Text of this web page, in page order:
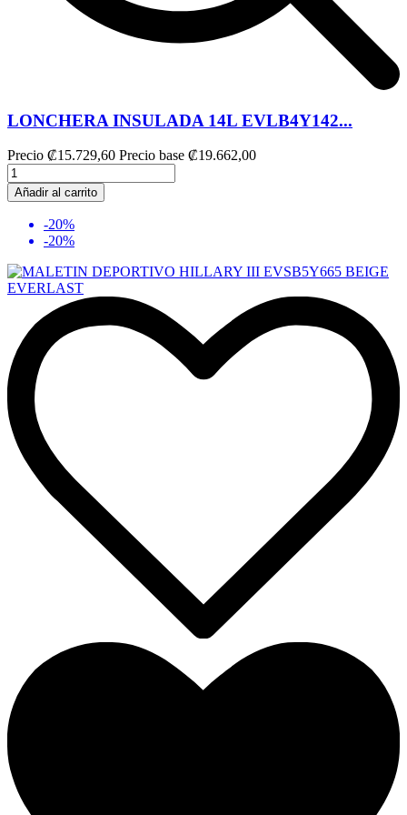
LONCHERA INSULADA 14L EVLB4Y142...
Precio ₡15.729,60 Precio base ₡19.662,00
Añadir al carrito
-20%
-20%